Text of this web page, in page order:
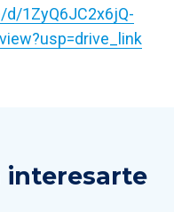
1ZyQ6JC2x6jQ-
interesarte